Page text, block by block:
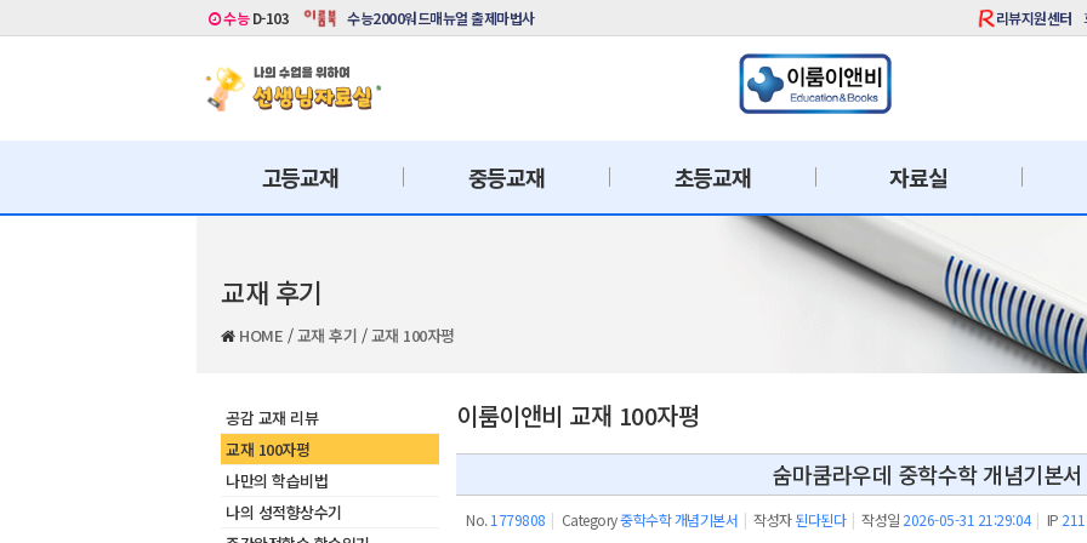
수능D-103 수능2000워드매뉴얼 출제마법사 리뷰지원센터
고등교재 중등교재 초등교재 자료실
교재 후기
HOME /교재 후기 /교재 100자평
공감 교재 리뷰
교재 100자평
나만의 학습비법
나의 성적향상수기
이룸이앤비 교재 100자평
숨마쿰라우데 중학수학 개념기본
No. 1779808 | Category중학수학 개념기본서 | 작성자 된다된다 | 작성일 2026-05-31 21:29:04 | IP